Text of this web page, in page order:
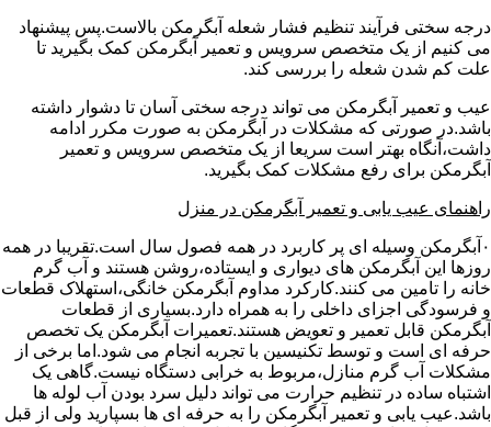
درجه سختی فرآیند تنظیم فشار شعله آبگرمکن بالاست.پس پیشنهاد
می کنیم از یک متخصص سرویس و تعمیر آبگرمکن کمک بگیرید تا
علت کم شدن شعله را بررسی کند.
عیب و تعمیر آبگرمکن می تواند درجه سختی آسان تا دشوار داشته
باشد.در صورتی که مشکلات در آبگرمکن به صورت مکرر ادامه
داشت،آنگاه بهتر است سریعا از یک متخصص سرویس و تعمیر
آبگرمکن برای رفع مشکلات کمک بگیرید.
راهنمای عیب یابی و تعمیر آبگرمکن در منزل
۰آبگرمکن وسیله ای پر کاربرد در همه فصول سال است.تقریبا در همه
روزها این آبگرمکن های دیواری و ایستاده،روشن هستند و آب گرم
خانه را تامین می کنند.کارکرد مداوم آبگرمکن خانگی،استهلاک قطعات
و فرسودگی اجزای داخلی را به همراه دارد.بسیاری از قطعات
آبگرمکن قابل تعمیر و تعویض هستند.تعمیرات آبگرمکن یک تخصص
حرفه ای است و توسط تکنیسین با تجربه انجام می شود.اما برخی از
مشکلات آب گرم منازل،مربوط به خرابی دستگاه نیست.گاهی یک
اشتباه ساده در تنظیم حرارت می تواند دلیل سرد بودن آب لوله ها
باشد.عیب یابی و تعمیر آبگرمکن را به حرفه ای ها بسپارید ولی از قبل